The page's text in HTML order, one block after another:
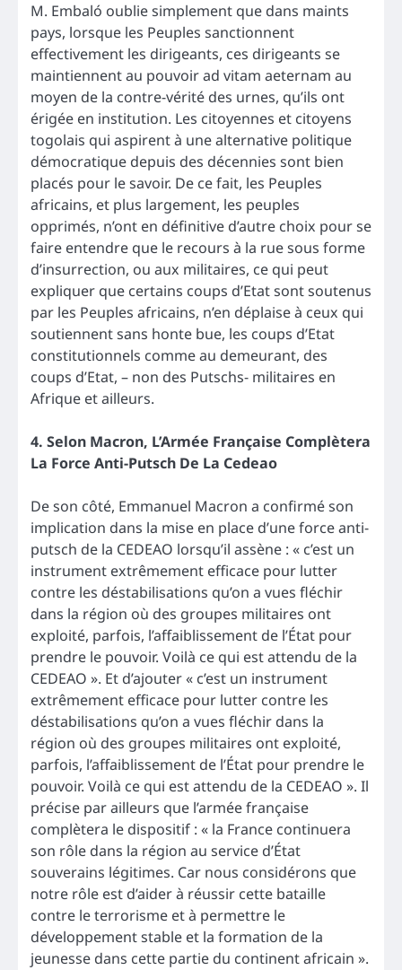
M. Embaló oublie simplement que dans maints
pays, lorsque les Peuples sanctionnent
effectivement les dirigeants, ces dirigeants se
maintiennent au pouvoir ad vitam aeternam au
moyen de la contre-vérité des urnes, qu’ils ont
érigée en institution. Les citoyennes et citoyens
togolais qui aspirent à une alternative politique
démocratique depuis des décennies sont bien
placés pour le savoir. De ce fait, les Peuples
africains, et plus largement, les peuples
opprimés, n’ont en définitive d’autre choix pour se
faire entendre que le recours à la rue sous forme
d’insurrection, ou aux militaires, ce qui peut
expliquer que certains coups d’Etat sont soutenus
par les Peuples africains, n’en déplaise à ceux qui
soutiennent sans honte bue, les coups d’Etat
constitutionnels comme au demeurant, des
coups d’Etat, – non des Putschs- militaires en
Afrique et ailleurs.
4. Selon Macron, L’Armée Française Complètera
La Force Anti-Putsch De La Cedeao
De son côté, Emmanuel Macron a confirmé son
implication dans la mise en place d’une force anti-
putsch de la CEDEAO lorsqu’il assène : « c’est un
instrument extrêmement efficace pour lutter
contre les déstabilisations qu’on a vues fléchir
dans la région où des groupes militaires ont
exploité, parfois, l’affaiblissement de l’État pour
prendre le pouvoir. Voilà ce qui est attendu de la
CEDEAO ». Et d’ajouter « c’est un instrument
extrêmement efficace pour lutter contre les
déstabilisations qu’on a vues fléchir dans la
région où des groupes militaires ont exploité,
parfois, l’affaiblissement de l’État pour prendre le
pouvoir. Voilà ce qui est attendu de la CEDEAO ». Il
précise par ailleurs que l’armée française
complètera le dispositif : « la France continuera
son rôle dans la région au service d’État
souverains légitimes. Car nous considérons que
notre rôle est d’aider à réussir cette bataille
contre le terrorisme et à permettre le
développement stable et la formation de la
jeunesse dans cette partie du continent africain ».